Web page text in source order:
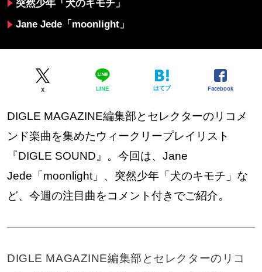
突然少年「犬のキモチ」
Jane Jede「moonlight」
X LINE はてブ Facebook
DIGLE MAGAZINE編集部とセレクターのリコメ
ンド楽曲を集めたウィークリープレイリスト
『DIGLE SOUND』。今回は、Jane
Jede「moonlight」、突然少年「犬のキモチ」な
ど、今週の注目曲をコメント付きでご紹介。
DIGLE MAGAZINE編集部とセレクターのリコ